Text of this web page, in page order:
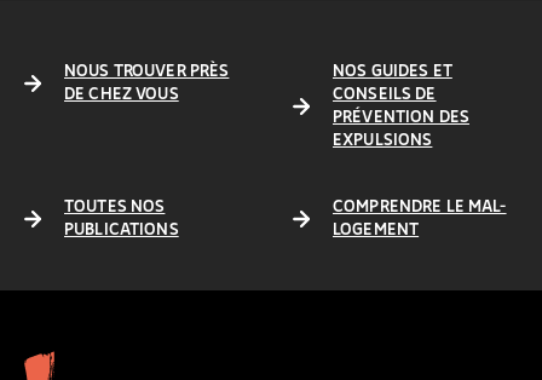
NOUS TROUVER PRÈS
DE CHEZ VOUS
NOS GUIDES ET
CONSEILS DE
PRÉVENTION DES
EXPULSIONS
TOUTES NOS
PUBLICATIONS
COMPRENDRE LE MAL-
LOGEMENT